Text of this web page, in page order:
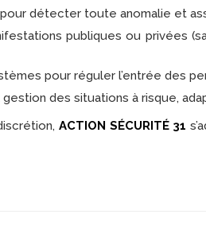
détecter toute anomalie et
publiques ou privées
pour réguler l’entrée des
des situations à risque,
ACTION SÉCURITÉ 31